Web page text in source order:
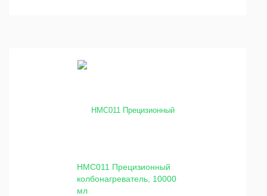
HMC011 Прецизионный
колбонагреватель, 10000
мл